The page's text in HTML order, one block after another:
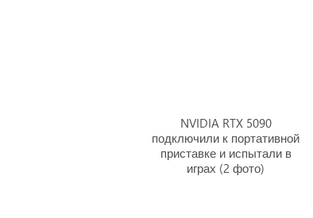
NVIDIA RTX 5090
подключили к портативной
приставке и испытали в
играх (2 фото)